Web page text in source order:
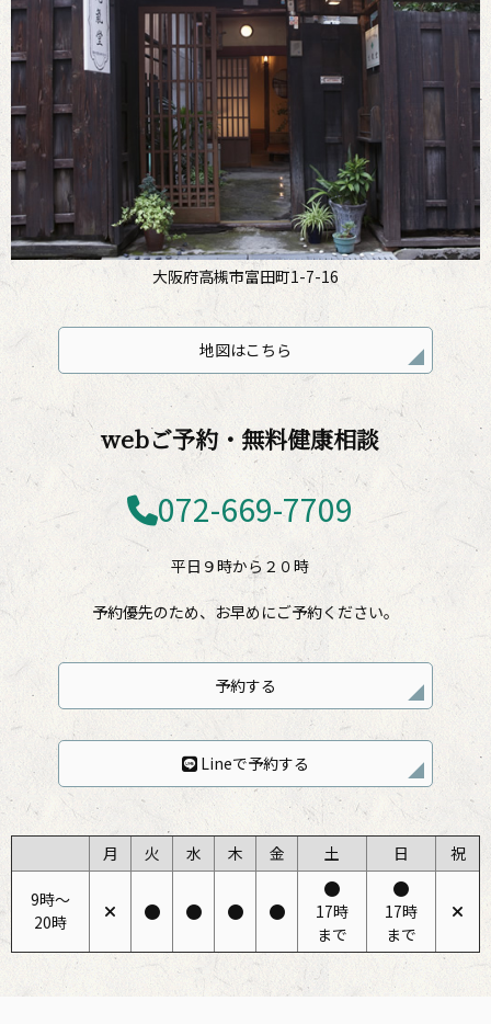
大阪府高槻市富田町1-7-16
地図はこちら
webご予約・無料健康相談
072-669-7709
平日９時から２０時
予約優先のため、お早めにご予約ください。
予約する
Lineで予約する
月 火 水 木 金 土 日 祝
9時〜
20時
17時
まで
17時
まで